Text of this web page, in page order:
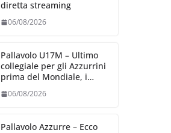
diretta streaming
06/08/2026
Pallavolo U17M – Ultimo
collegiale per gli Azzurrini
prima del Mondiale, i
06/08/2026
Pallavolo Azzurre – Ecco